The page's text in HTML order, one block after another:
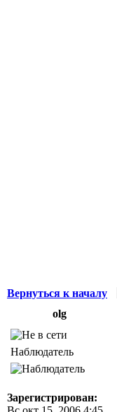
Вернуться к началу
olg
Наблюдатель
Зарегистрирован: